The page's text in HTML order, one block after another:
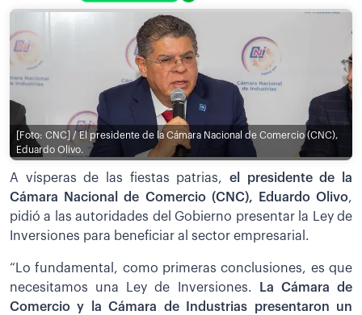
[Foto: CNC] / El presidente de la Cámara Nacional de Comercio (CNC),
Eduardo Olivo.
A vísperas de las fiestas patrias, el presidente de la
Cámara Nacional de Comercio (CNC), Eduardo Olivo,
pidió a las autoridades del Gobierno presentar la Ley de
Inversiones para beneficiar al sector empresarial.
“Lo fundamental, como primeras conclusiones, es que
necesitamos una Ley de Inversiones.
La Cámara de
Comercio y la Cámara de Industrias presentaron un